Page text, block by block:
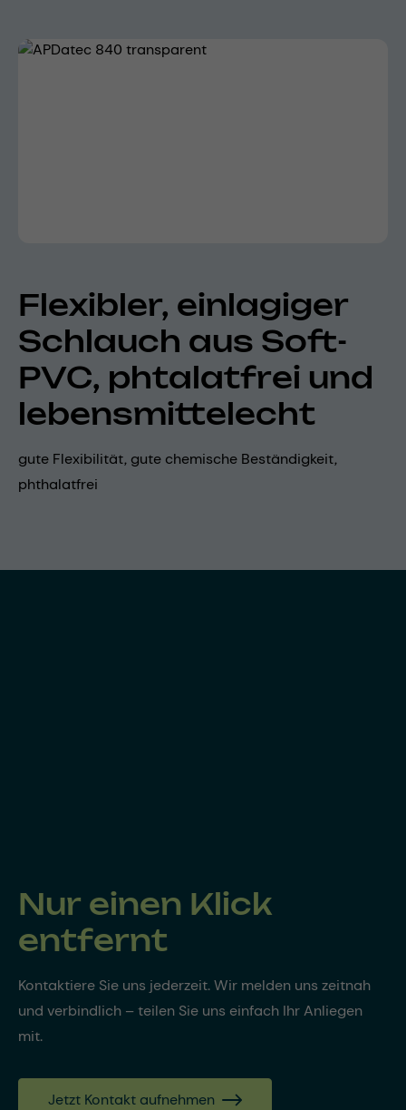
Bildergalerie überspringen
Flexibler, einlagiger
Schlauch aus Soft-
PVC, phtalatfrei und
lebensmittelecht
gute Flexibilität, gute chemische Beständigkeit,
phthalatfrei
Nur einen Klick
entfernt
Kontaktiere Sie uns jederzeit. Wir melden uns zeitnah
und verbindlich – teilen Sie uns einfach Ihr Anliegen
mit.
Jetzt Kontakt aufnehmen